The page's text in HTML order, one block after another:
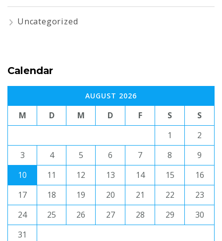
Uncategorized
Calendar
AUGUST 2026
M D M D F S
S
1
2
3
4 5 6 7 8
9
10
11 12 13 14 15
16
17
18 19 20 21 22
23
24
25 26 27 28 29
30
31